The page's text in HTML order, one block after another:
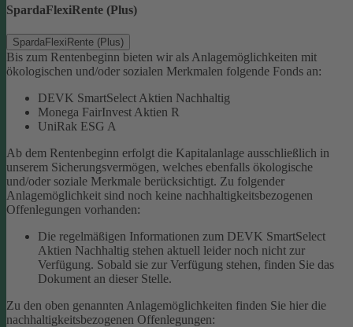
SpardaFlexiRente (Plus)
SpardaFlexiRente (Plus)
Bis zum Rentenbeginn bieten wir als Anlagemöglichkeiten mit
ökologischen und/oder sozialen Merkmalen folgende Fonds an:
DEVK SmartSelect Aktien Nachhaltig
Monega FairInvest Aktien R
UniRak ESG A
Ab dem Rentenbeginn erfolgt die Kapitalanlage ausschließlich in
unserem Sicherungsvermögen, welches ebenfalls ökologische
und/oder soziale Merkmale berücksichtigt. Zu folgender
Anlagemöglichkeit sind noch keine nachhaltigkeitsbezogenen
Offenlegungen vorhanden:
Die regelmäßigen Informationen zum DEVK SmartSelect
Aktien Nachhaltig stehen aktuell leider noch nicht zur
Verfügung. Sobald sie zur Verfügung stehen, finden Sie das
Dokument an dieser Stelle.
Zu den oben genannten Anlagemöglichkeiten finden Sie hier die
nachhaltigkeitsbezogenen Offenlegungen: